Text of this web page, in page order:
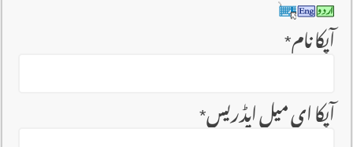
آپکا نام*
آپکا ای میل ایڈریس*